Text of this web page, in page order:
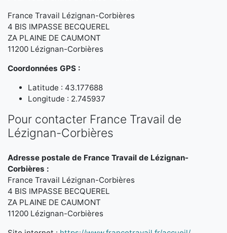
France Travail Lézignan-Corbières
4 BIS IMPASSE BECQUEREL
ZA PLAINE DE CAUMONT
11200 Lézignan-Corbières
Coordonnées GPS :
Latitude : 43.177688
Longitude : 2.745937
Pour contacter France Travail de
Lézignan-Corbières
Adresse postale de France Travail de Lézignan-
Corbières :
France Travail Lézignan-Corbières
4 BIS IMPASSE BECQUEREL
ZA PLAINE DE CAUMONT
11200 Lézignan-Corbières